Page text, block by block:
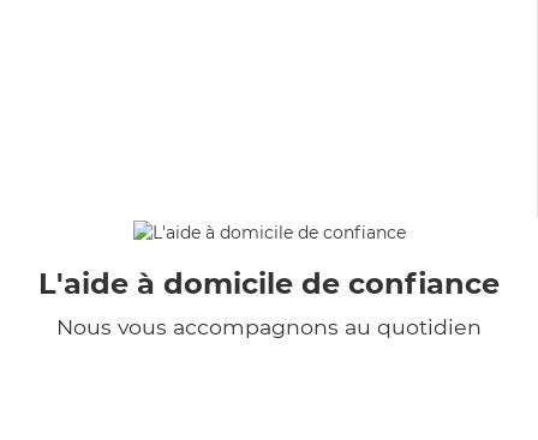
L'aide à domicile de confiance
Nous vous accompagnons au quotidien